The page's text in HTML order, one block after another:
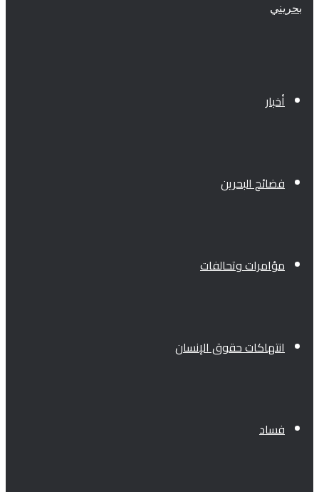
أخبار
فضائح البحرين
مؤامرات وتحالفات
انتهاكات حقوق الإنسان
فساد